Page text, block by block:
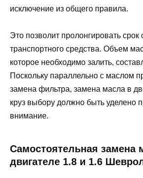
исключение из общего правила.
Это позволит пролонгировать срок
транспортного средства. Объем
которое необходимо залить,
Поскольку параллельно с маслом
замена фильтра, замена масла в
круз выбору должно быть уделено
внимание.
Самостоятельная замена
двигателе 1.8 и 1.6